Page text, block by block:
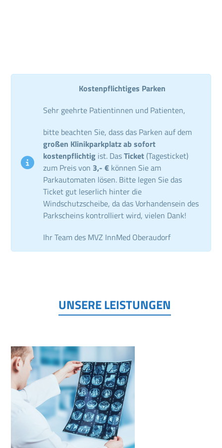
Kostenpflichtiges Parken
Sehr geehrte Patientinnen und Patienten,
bitte beachten Sie, dass das Parken auf dem
großen Klinikparkplatz ab sofort
kostenpflichtig ist. DasTicket (Tagesticket)
zum Preis von 3,- € können Sie am
Parkautomaten lösen. Bitte legen Sie das
Ticket gut leserlich hinter die
Windschutzscheibe, da das Vorhandensein des
Parkscheins kontrolliert wird, vielen Dank!
Ihr Team des MVZ InnMed Oberaudorf
UNSERE LEISTUNGEN